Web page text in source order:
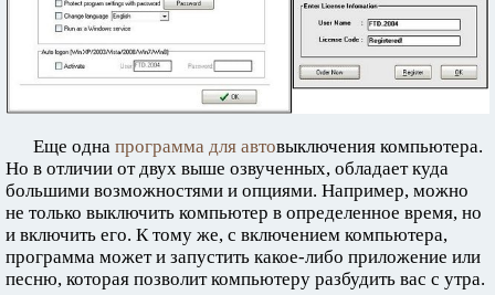
Еще одна программа для автовыключения компьютера.
Но в отличии от двух выше озвученных, обладает куда
большими возможностями и опциями. Например, можно
не только выключить компьютер в определенное время, но
и включить его. К тому же, с включением компьютера,
программа может и запустить какое-либо приложение или
песню, которая позволит компьютеру разбудить вас с утра.